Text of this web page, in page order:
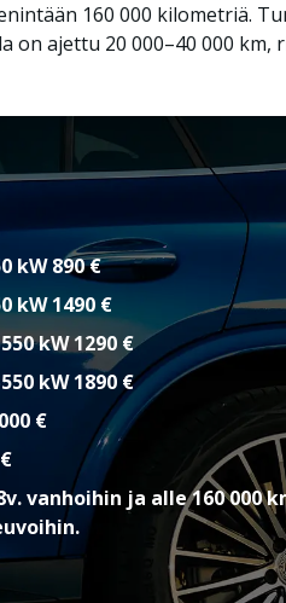
160 000 kilometriä.
on ajettu 20 000–40 000
kW 890 €​
kW 1490 €​
kW 1290 €​
kW 1890 €​
€​
vanhoihin ja alle 160 000